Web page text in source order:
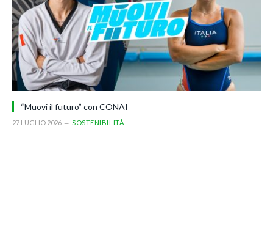
“Muovi il futuro” con CONAI
27 LUGLIO 2026 SOSTENIBILITÀ